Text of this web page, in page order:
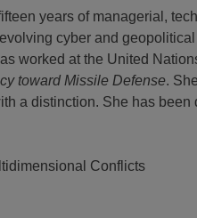
years of managerial,
cyber and
worked at the United
toward Missile Defense.
a distinction. She has
Conflicts